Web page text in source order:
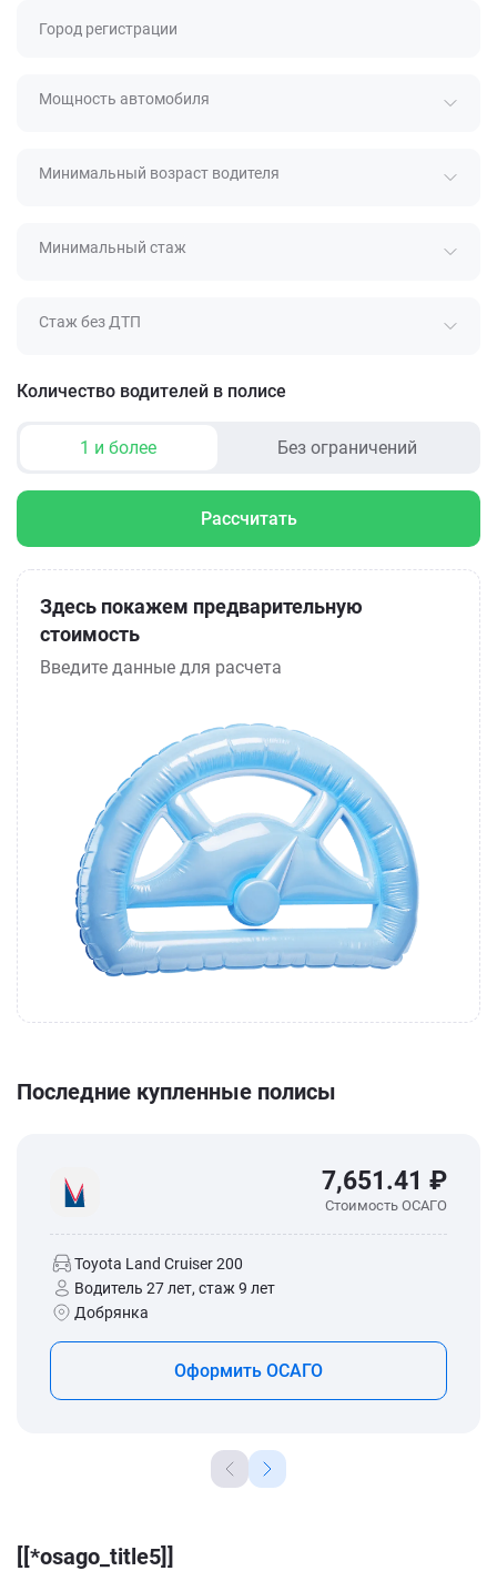
Город регистрации
Мощность автомобиля
Минимальный возраст водителя
Минимальный стаж
Стаж без ДТП
Количество водителей в полисе
1 и более Без ограничений
Рассчитать
Здесь покажем предварительную
стоимость
Введите данные для расчета
Последние купленные полисы
7,651.41 ₽
Стоимость ОСАГО
Toyota Land Cruiser 200
Водитель 27 лет, стаж 9 лет
Добрянка
Оформить ОСАГО
[[*osago_title5]]